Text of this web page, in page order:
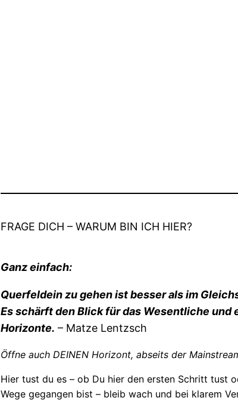
FRAGE DICH – WARUM BIN ICH HIER?
Ganz einfach:
Querfeldein zu gehen ist besser als im
Es schärft den Blick für das Wesentliche und
Horizonte. – Matze Lentzsch
Öffne auch DEINEN Horizont, abseits der
Hier tust du es – ob Du hier den ersten Schritt tust
Wege gegangen bist – bleib wach und bei klarem